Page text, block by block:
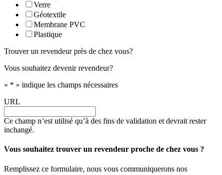
Verre
Géotextile
Membrane PVC
Plastique
Trouver un revendeur près de chez vous?
Vous souhaitez devenir revendeur?
« * » indique les champs nécessaires
URL
Ce champ n’est utilisé qu’à des fins de validation et devrait rester
inchangé.
Vous souhaitez trouver un revendeur proche de chez vous ?
Remplissez ce formulaire, nous vous communiquerons nos